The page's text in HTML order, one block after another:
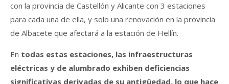
con la provincia de Castellón y Alicante con 3 estaciones
para cada una de ella, y solo una renovación en la provincia
de Albacete que afectará a la estación de Hellín.
En todas estas estaciones, las infraestructuras
eléctricas y de alumbrado exhiben deficiencias
significativas derivadas de su antigüedad, lo que hace